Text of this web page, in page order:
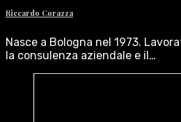
Riccardo Corazza
Nasce a Bologna nel 1973.
la consulenza aziendale e il…